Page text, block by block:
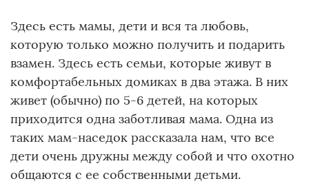
Здесь есть мамы, дети и вся та любовь,
которую только можно получить и подарить
взамен. Здесь есть семьи, которые живут в
комфортабельных домиках в два этажа. В них
живет (обычно) по 5-6 детей, на которых
приходится одна заботливая мама. Одна из
таких мам-наседок рассказала нам, что все
дети очень дружны между собой и что охотно
общаются с ее собственными детьми.